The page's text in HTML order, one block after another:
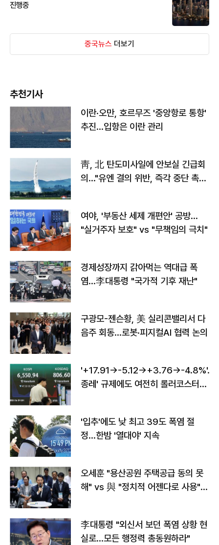
진행중
중국뉴스 더보기
추천기사
이란·오만, 호르무즈 '중앙항로 통항'
추진…입항은 이란 관리
靑, 北 탄도미사일에 안보실 긴급회
의…"유엔 결의 위반, 즉각 중단 촉
여야, '부동산 세제 개편안' 공방…
"실거주자 보호" vs "무책임의 극치"
경제성장까지 갉아먹는 역대급 폭
염…李대통령 "국가적 기후 재난"
구광모-젠슨황, 美 실리콘밸리서 다
음주 회동…로봇·피지컬AI 협력 논의
'+17.91→-5.12→+3.76→-4.8%'…'
종레' 규제에도 여전히 롤러코스터
'입추'에도 낮 최고 39도 폭염 절
정…한밤 '열대야' 지속
오세훈 "용산공원 주택공급 동의 못
해" vs 與 "정치적 어젠다로 사용"
李대통령 "외신서 보던 폭염 상황 현
실로…모든 행정력 총동원하라"